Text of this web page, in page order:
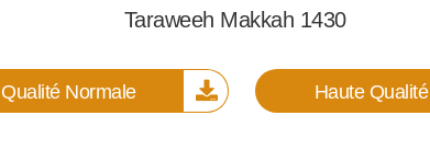
Taraweeh Makkah 1430
Qualité Normale Haute Qualité